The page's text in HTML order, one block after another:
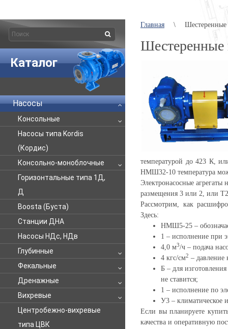
Каталог
Насосы
Консольные
Насосы типа Kordis
(Кордис)
Консольно-моноблочные
Горизонтальные типа 1Д,
Д
Boosta (Буста)
Станции ДНА
Насосы НДс, НДв
Глубинные
Фекальные
Дренажные
Вихревые
Центробежно-вихревые
типа ЦВК
Главная \
температурой до 423 К,
НМШ32-10 температура
Электронасосные агрегаты
размещения 3 или 2, или
Рассмотрим, как
Здесь:
НМШ5-25 –
1 – исполнение при
4,0 м3/ч – подача
4 кгс/см2 – давление
Б – для
не ставится;
1 – исполнение по
У3 – климатическое
Если вы планируете
качества и оперативную